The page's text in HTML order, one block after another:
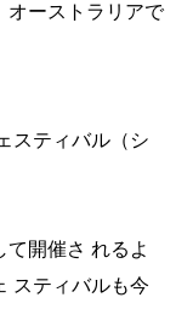
オーストラリアで
スティバル（シ
て開催さ れるよ
スティバルも今